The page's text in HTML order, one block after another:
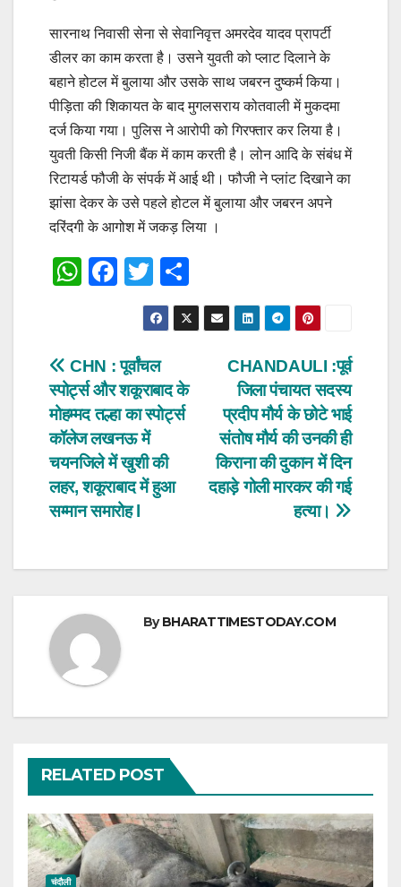
सारनाथ निवासी सेना से सेवानिवृत्त अमरदेव यादव प्रापर्टी
डीलर का काम करता है। उसने युवती को प्लाट दिलाने के
बहाने होटल में बुलाया और उसके साथ जबरन दुष्कर्म किया।
पीड़िता की शिकायत के बाद मुगलसराय कोतवाली में मुकदमा
दर्ज किया गया। पुलिस ने आरोपी को गिरफ्तार कर लिया है।
युवती किसी निजी बैंक में काम करती है। लोन आदि के संबंध में
रिटायर्ड फौजी के संपर्क में आई थी। फौजी ने प्लांट दिखाने का
झांसा देकर के उसे पहले होटल में बुलाया और जबरन अपने
दरिंदगी के आगोश में जकड़ लिया ।
W
s
A
p
p
F
e
b
o
o
k
T
wi
tt
er
h
ar
Post
navigation
CHANDAULI :पूर्व
जिला पंचायत सदस्य
प्रदीप मौर्य के छोटे भाई
संतोष मौर्य की उनकी ही
किराना की दुकान में दिन
दहाड़े गोली मारकर की गई
हत्या।
CHN : पूर्वांचल
स्पोर्ट्स और शकूराबाद के
मोहम्मद तल्हा का स्पोर्ट्स
कॉलेज लखनऊ में
चयनजिले में खुशी की
लहर, शकूराबाद में हुआ
सम्मान समारोह l
ByBHARATTIMESTODAY.COM
RELATED POST
चंदौली